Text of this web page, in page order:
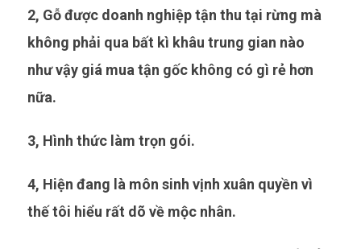
2, Gỗ được doanh nghiệp tận thu tại rừng mà
không phải qua bất kì khâu trung gian nào
như vậy giá mua tận gốc không có gì rẻ hơn
nữa.
3, Hình thức làm trọn gói.
4, Hiện đang là môn sinh vịnh xuân quyền vì
thế tôi hiểu rất dõ về mộc nhân.